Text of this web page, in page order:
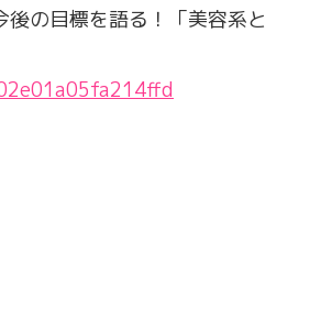
の目標を語る！「美容系と